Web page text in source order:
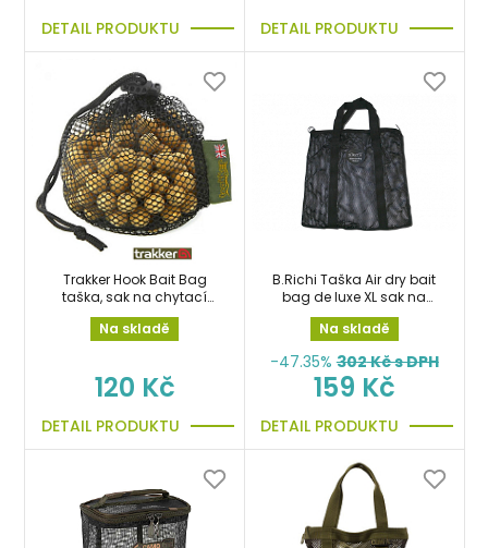
DETAIL PRODUKTU DETAIL PRODUKTU
Trakker Hook Bait Bag
taška, sak na chytací
boilies
Na skladě
120 Kč
DETAIL PRODUKTU
B.Richi Taška Air dry bait
bag de luxe XL sak na
boilie
Na skladě
-47.35% 302Kč s DPH
159 Kč
DETAIL PRODUKTU